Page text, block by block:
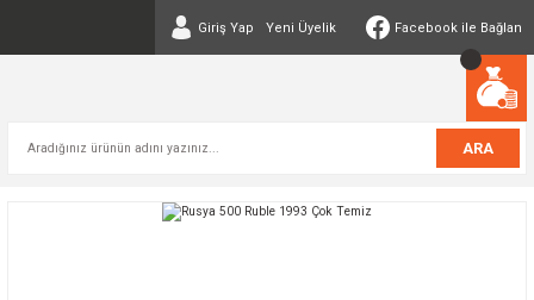
Giriş Yap Yeni Üyelik Facebook ile Bağlan
ARA